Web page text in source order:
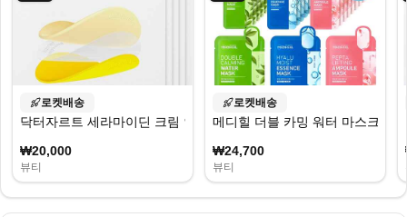
로켓배송
닥터자르트 세라마이딘 크림 인퓨즈드 마스크 90g
₩20,000
뷰티
로켓배송
메디힐 더블 카밍 워터 마스크 +
₩24,700
뷰티